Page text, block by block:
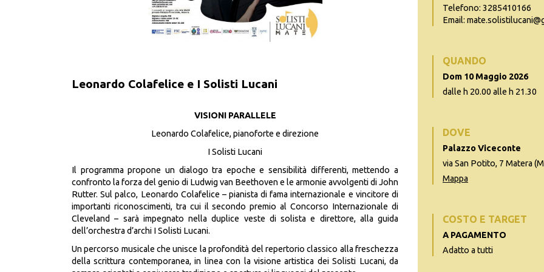
Leonardo Colafelice e I Solisti Lucani
VISIONI PARALLELE
Leonardo Colafelice, pianoforte e direzione
I Solisti Lucani
Il programma propone un dialogo tra epoche e sensibilità differenti, mettendo a
confronto la forza del genio di Ludwig van Beethoven e le armonie avvolgenti di John
Rutter. Sul palco, Leonardo Colafelice – pianista di fama internazionale e vincitore di
importanti riconoscimenti, tra cui il secondo premio al Concorso Internazionale di
Cleveland – sarà impegnato nella duplice veste di solista e direttore, alla guida
dell’orchestra d’archi I Solisti Lucani.
Un percorso musicale che unisce la profondità del repertorio classico alla freschezza
della scrittura contemporanea, in linea con la visione artistica dei Solisti Lucani, da
Telefono: 3285410166
Email:
QUANDO
Dom 10 Maggio 2026
dalle h 20.00 alle h 21.30
DOVE
Palazzo Viceconte
via San Potito, 7 Matera
Mappa
COSTO E TARGET
A PAGAMENTO
Adatto a tutti